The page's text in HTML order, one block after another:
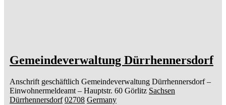
Gemeindeverwaltung Dürrhennersdorf
Anschrift geschäftlich Gemeindeverwaltung Dürrhennersdorf –
Einwohnermeldeamt – Hauptstr. 60 Görlitz Sachsen
Dürrhennersdorf 02708 Germany